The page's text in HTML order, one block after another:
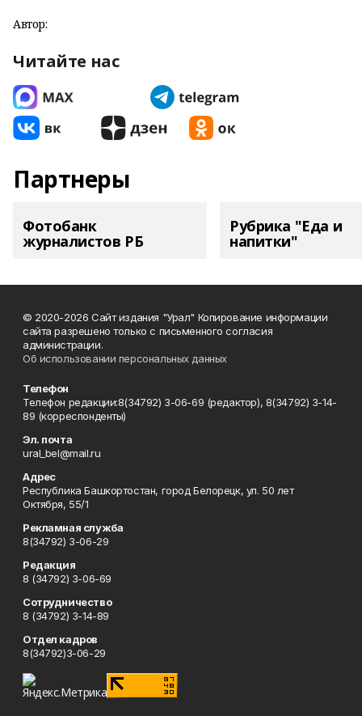
Автор:
Читайте нас
Партнеры
Фотобанк
журналистов РБ
Рубрика "Еда и
напитки"
© 2020-2026 Сайт издания "Урал" Копирование информации
сайта разрешено только с письменного согласия
администрации.
Об использовании персональных данных
Телефон
Телефон редакции:8(34792) 3-06-69 (редактор), 8(34792) 3-14-
89 (корреспонденты)
Эл. почта
ural_bel@mail.ru
Адрес
Республика Башкортостан, город Белорецк, ул. 50 лет
Октября, 55/1
Рекламная служба
8(34792) 3-06-29
Редакция
8 (34792) 3-06-69
Сотрудничество
8 (34792) 3-14-89
Отдел кадров
8(34792)3-06-29